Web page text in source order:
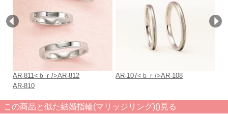
AR-811<ｂｒ/>AR-812
AR-810
AR-107<ｂｒ/>AR-108
この商品と似た結婚指輪(マリッジリング)()見る